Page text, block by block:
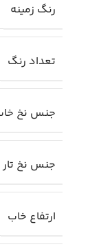
رنگ زمینه
تعداد رنگ
جنس نخ
جنس نخ
ارتفاع خاب